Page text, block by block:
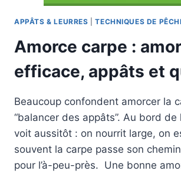
APPÂTS & LEURRES |TECHNIQUES DE
Amorce carpe :
efficace, appâts et
Beaucoup confondent amorcer la
“balancer des appâts”. Au bord de
voit aussitôt : on nourrit large, on
souvent la carpe passe son
pour l’à-peu-près. Une bonne